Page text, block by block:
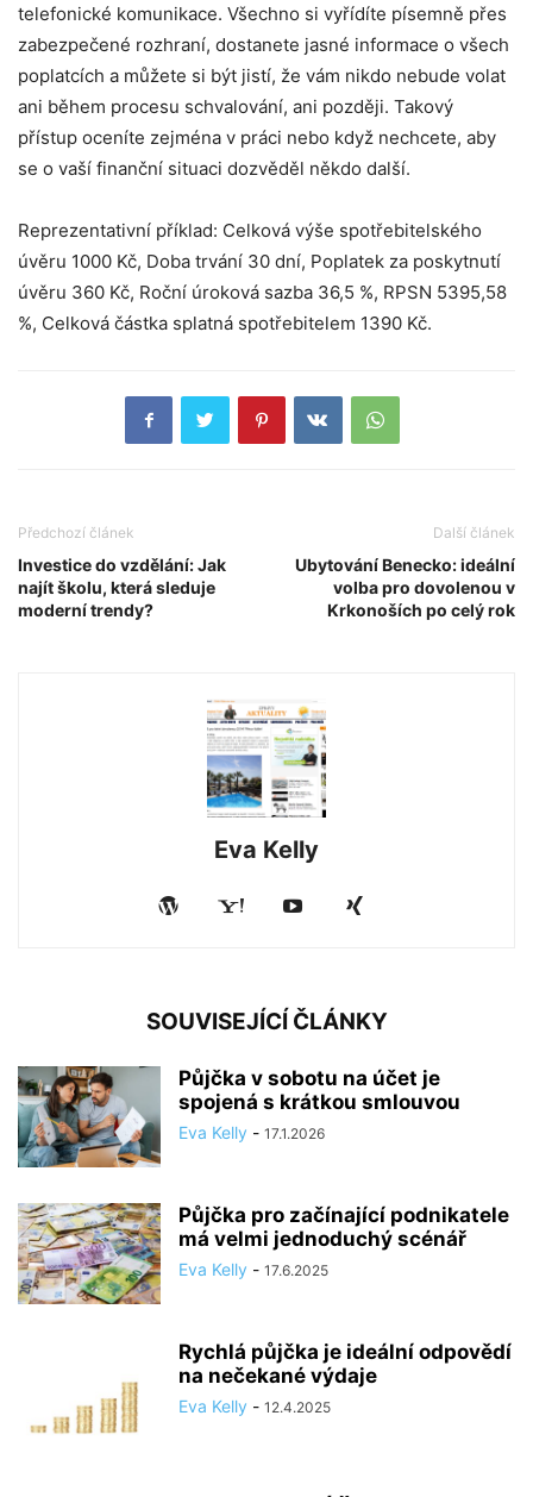
telefonické komunikace. Všechno si vyřídíte písemně přes
zabezpečené rozhraní, dostanete jasné informace o všech
poplatcích a můžete si být jistí, že vám nikdo nebude volat
ani během procesu schvalování, ani později. Takový
přístup oceníte zejména v práci nebo když nechcete, aby
se o vaší finanční situaci dozvěděl někdo další.
Reprezentativní příklad: Celková výše spotřebitelského
úvěru 1000 Kč, Doba trvání 30 dní, Poplatek za poskytnutí
úvěru 360 Kč, Roční úroková sazba 36,5 %, RPSN 5395,58
%, Celková částka splatná spotřebitelem 1390 Kč.
Předchozí článek
Investice do vzdělání: Jak
najít školu, která sleduje
moderní trendy?
Další článek
Ubytování Benecko: ideální
volba pro dovolenou v
Krkonoších po celý rok
Eva Kelly
SOUVISEJÍCÍ ČLÁNKY
Půjčka v sobotu na účet je
spojená s krátkou smlouvou
Eva Kelly - 17.1.2026
Půjčka pro začínající podnikatele
má velmi jednoduchý scénář
Eva Kelly - 17.6.2025
Rychlá půjčka je ideální odpovědí
na nečekané výdaje
Eva Kelly - 12.4.2025